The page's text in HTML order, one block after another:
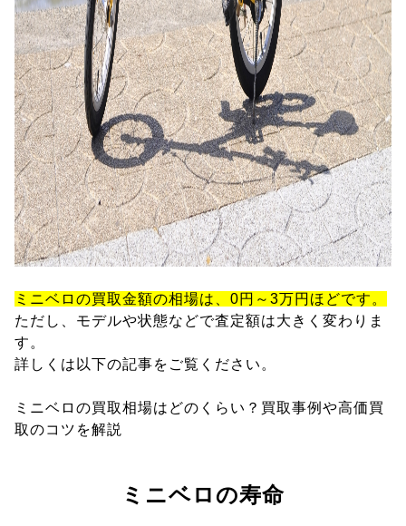
ミニベロの買取金額の相場は、0円～3万円ほどです。
ただし、モデルや状態などで査定額は大きく変わりま
す。
詳しくは以下の記事をご覧ください。
ミニベロの買取相場はどのくらい？買取事例や高価買
取のコツを解説
ミニベロの寿命